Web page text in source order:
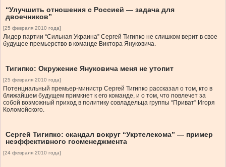
“Улучшить отношения с Россией — задача для
двоечников”
[25 февраля 2010 года]
Лидер партии “Сильная Украина” Сергей Тигипко не слишком верит в свое
будущее премьерство в команде Виктора Януковича.
Тигипко: Окружение Януковича меня не утопит
[25 февраля 2010 года]
Потенциальный премьер-министр Сергей Тигипко рассказал о том, кто в
ближайшем будущем примкнет к его команде, и о том, что повлечет за
собой возможный приход в политику совладельца группы “Приват” Игоря
Коломойского.
Сергей Тигипко: скандал вокруг “Укртелекома” — пример
неэффективного госменеджмента
[24 февраля 2010 года]